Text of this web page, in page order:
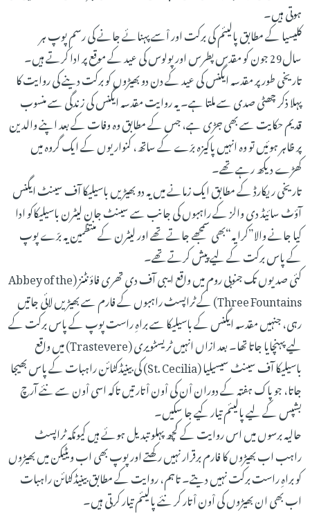
ہوتی ہیں۔
کلیسیا کے مطابق پالیئم کی برکت اور اْسے پہنائے جانے کی رسم پوپ ہر
سال29 جون کو مقدس پطرس اور پولوس کی عید کے موقع پر ادا کرتے ہیں۔
تاریخی طور پر مقدسہ ایگنس کی عید کے دن دو بھیڑوں کو برکت دینے کی روایت کا
پہلا ذکر چھٹی صدی سے ملتا ہے۔ یہ روایت مقدسہ ایگنس کی زندگی سے منسوب
قدیم حکایت سے بھی جڑی ہے، جس کے مطابق وہ وفات کے بعد اپنے والدین
پر ظاہر ہوئیں تو وہ انہیں پاکیزہ برّے کے ساتھ، کنواریوں کے ایک گروہ میں
کھڑے دیکھ رہے تھے۔
تاریخی ریکارڈ کے مطابق ایک زمانے میں یہ دو بھیڑیں باسیلیکا آف سینٹ ایگنس
آؤٹ سائیڈ دی والز کے راہبوں کی جانب سے سینٹ جان لیٹرن باسیلیکاکو ادا
کیا جانے والا”کرایہ“بھی سمجھے جاتے تھے اور لیٹرن کے منتظمین یہ برّے پوپ
کے پاس برکت کے لیے پیش کرتے تھے۔
کئی صدیوں تک جنوبی روم میں واقع ایبی آف دی تھری فاؤنٹنز (Abbey of the
Three Fountains) کے ٹراپسٹ راہبوں کے فارم سے بھیڑیں لائی جاتیں
رہی، جنہیں مقدسہ ایگنس کے باسیلیکا سے براہِ راست پوپ کے پاس برکت کے
لیے پہنچایا جاتا تھا۔ بعد ازاں انہیں ٹریسٹویری (Trastevere) میں واقع
باسیلیکا آف سینٹ سیسیلیا (St. Cecilia) کی بینیڈکٹائن راہبات کے پاس بھیجا
جاتا، جو پاک ہفتہ کے دوران اْن کی اْون اْتارتیں تاکہ اسی اْون سے نئے آرچ
بشپس کے لیے پالیئم تیار کیے جا سکیں۔
حالیہ برسوں میں اس روایت کے کچھ پہلو تبدیل ہوئے ہیں کیونکہ ٹراپسٹ
راہب اب بھیڑوں کا فارم برقرار نہیں رکھتے اور پوپ بھی اب ویٹیکن میں بھیڑوں
کو براہِ راست برکت نہیں دیتے۔ تاہم، روایت کے مطابق بینیڈکٹائن راہبات
اب بھی ان بھیڑوں کی اْون اْتار کر نئے پالیئم تیار کرتی ہیں۔